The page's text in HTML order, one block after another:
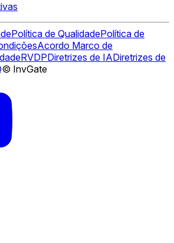
Política de QualidadePolítica de
Acordo Marco de
RVDPDiretrizes de IADiretrizes de
© InvGate